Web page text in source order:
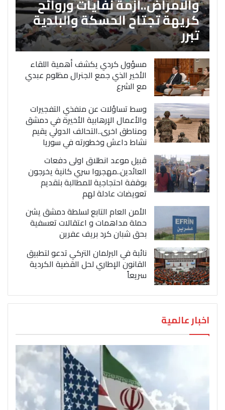
كريهة تجتاح الحسكة والبلدية
تبرر
مسؤول كردي يكشف أهمية اللقاء
الأخير الذي جمع الجنرال مظلوم عبدي
مع الشرع
وسط تساؤلات عن منفذي التفجيرات
والأعمال الإرهابية الأخيرة في دمشق
ومناطق اخرى..التحالف الدولي يقيم
نشاط داعش وخطورته في سوريا
قبيل موعد انطلاق اولى دفعات
العائدين..مهجروا سري كانية يخرجون
بوقفة احتجاجية للمطالبة بتقديم
تعويضات عادلة لهم
الأمن العام التابع لسلطة دمشق يشن
حملة مداهمات و اعتقالات تعسفية
بحق شبان كرد بريف عفرين
نائبة في البرلمان التركي تدعو لتطبيق
القانون الإطاري لحل القضية الكردية
سريعاً
اخبار عالمية